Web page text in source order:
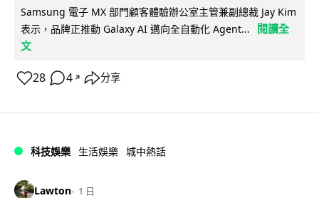
Samsung 電子 MX 部門顧客體驗辦公室主管兼副總裁 Jay Kim
表示，品牌正推動 Galaxy AI 邁向全自動化 Agent...
閱讀全
文
28 4 ↗ 分享
科技娛樂 生活娛樂 城中熱話
Lawton 1 日